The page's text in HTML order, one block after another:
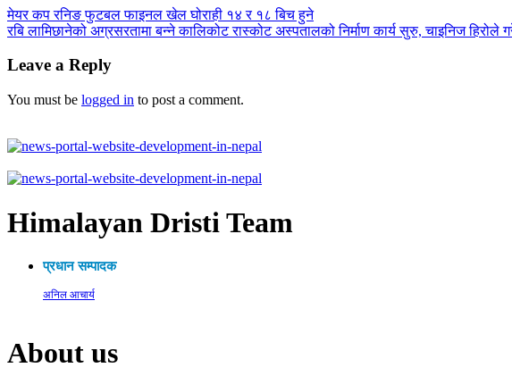
मेयर कप रनिङ फुटबल फाइनल खेल घोराही १४ र १८ बिच हुने
रबि लामिछानेको अग्रसरतामा बन्ने कालिकोट रास्कोट अस्पतालको निर्माण कार्य सुरु, चाइनिज हिरोले
Leave a Reply
You must be logged in to post a comment.
Himalayan Dristi Team
प्रधान सम्पादक
अनिल आचार्य
About us